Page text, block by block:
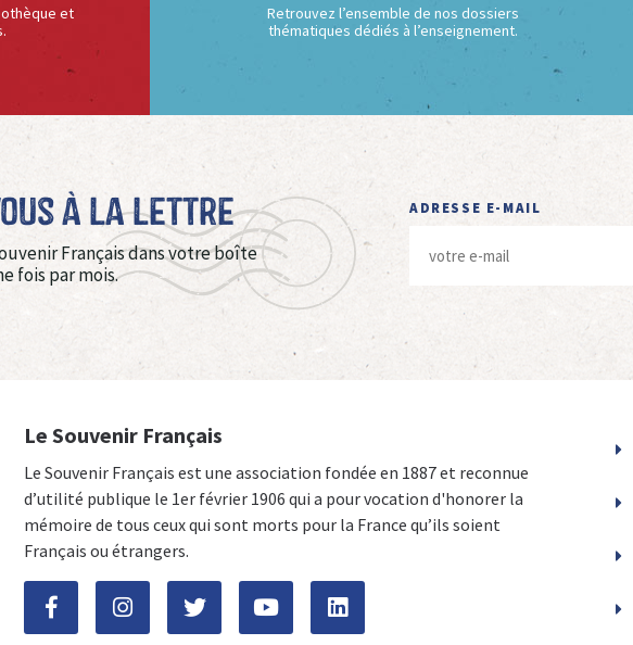
et
Retrouvez l’ensemble de nos dossiers
thématiques dédiés à l’enseignement.
à La Lettre
Français dans votre boîte
fois par mois.
ADRESSE E-MAIL
Le Souvenir Français
Le Souvenir Français est une association fondée en 1887 et reconnue
d’utilité publique le 1er février 1906 qui a pour vocation d'honorer la
mémoire de tous ceux qui sont morts pour la France qu’ils soient
Français ou étrangers.